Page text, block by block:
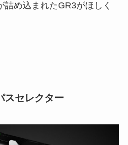
詰め込まれたGR3がほしく
スセレクター